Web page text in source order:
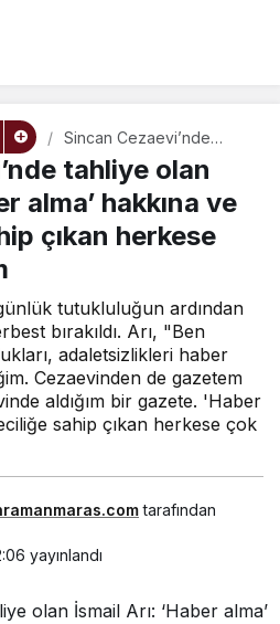
Sincan Cezaevi’nde
tahliye olan İsmail Arı:
‘Haber alma’ hakkına ve
gazeteciliğe sahip çıkan
herkese teşekkür ederim
tahliye olan
alma’ hakkına ve
çıkan herkese
tutukluluğun ardından
bırakıldı. Arı, "Ben
adaletsizlikleri haber
Cezaevinden de gazetem
aldığım bir gazete. 'Haber
sahip çıkan herkese çok
tarafından
yayınlandı